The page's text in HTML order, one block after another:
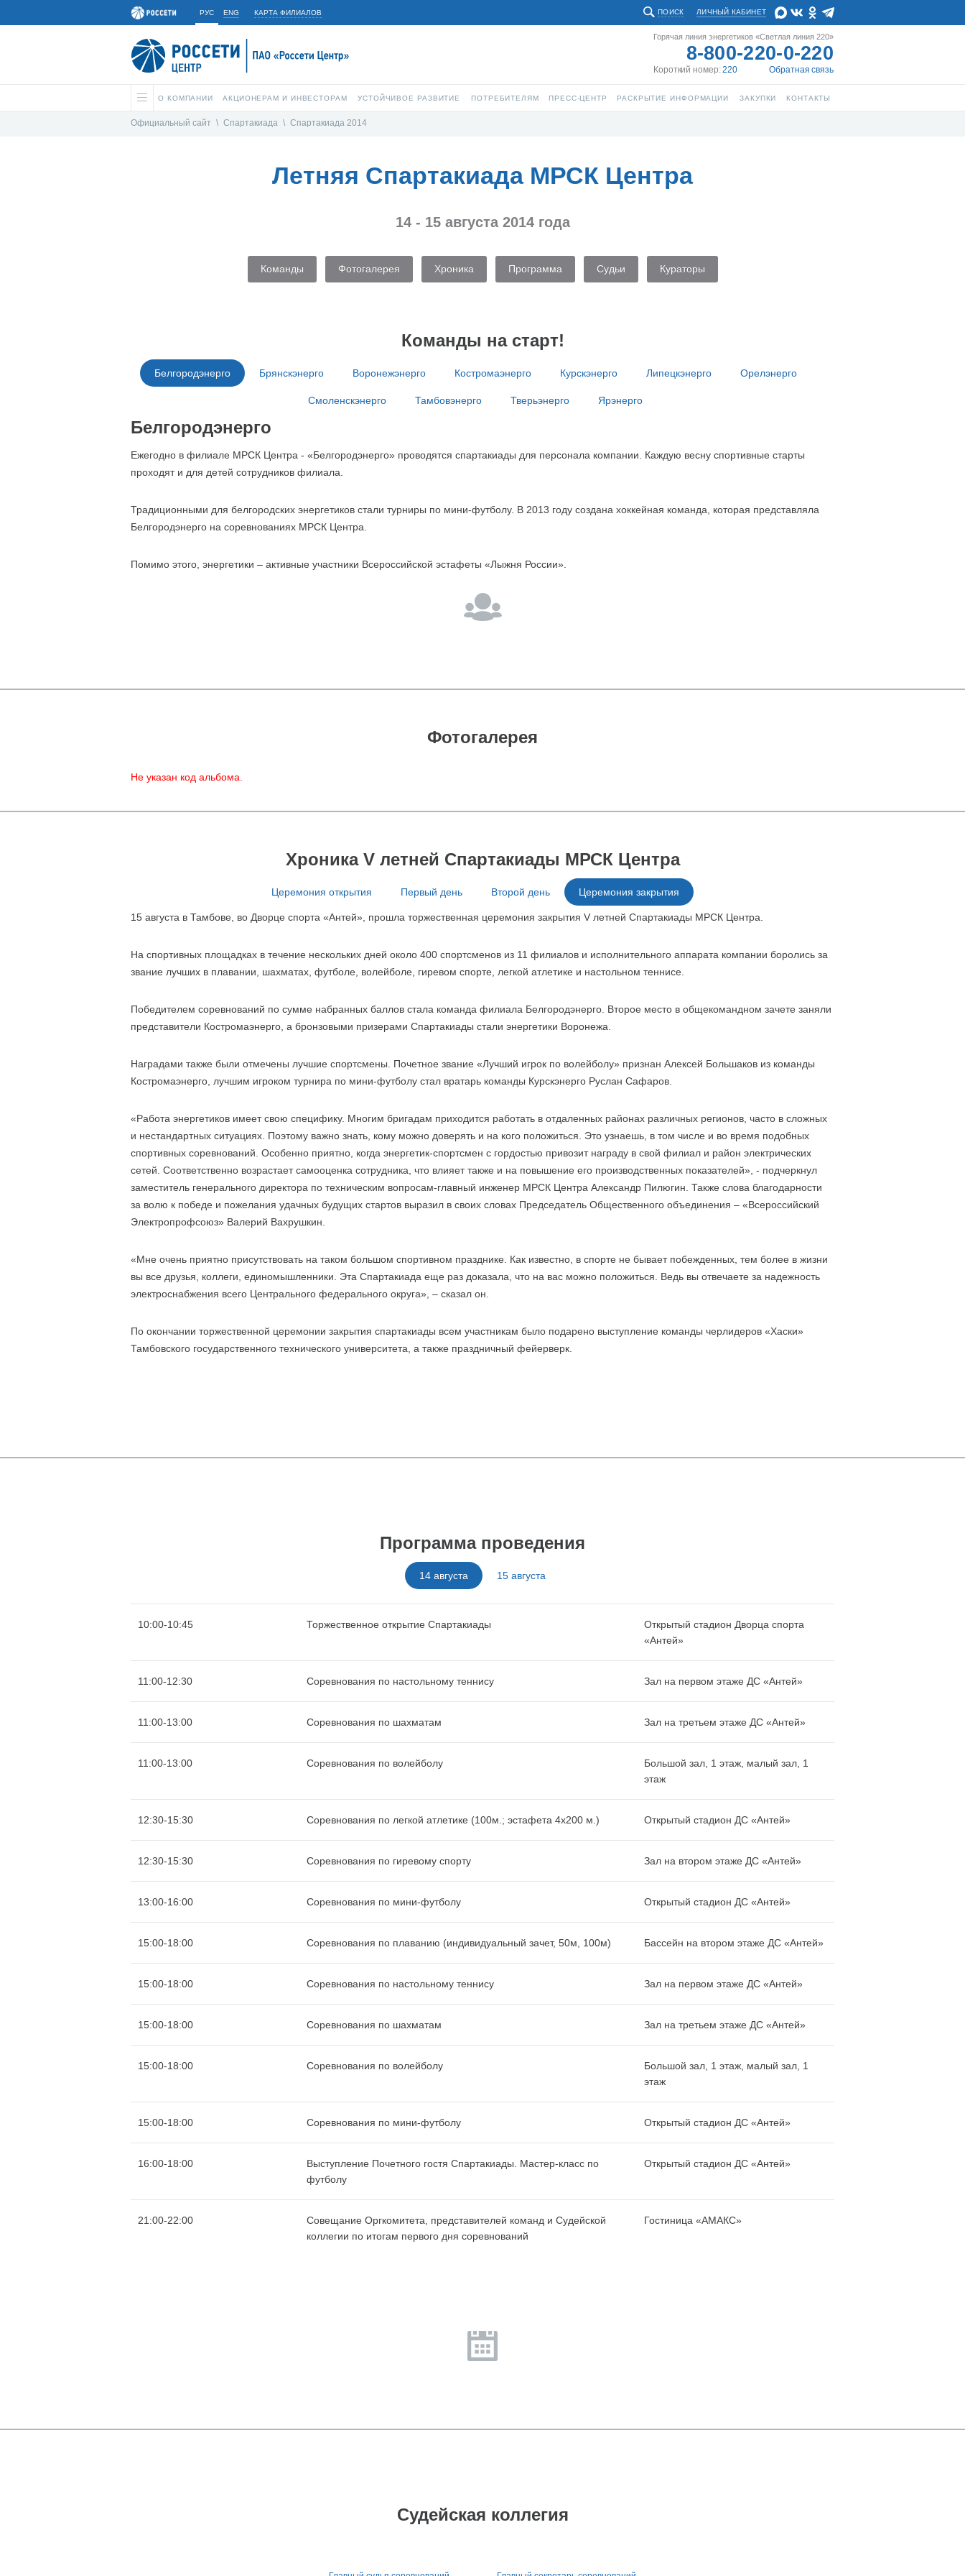
РУС ENG КАРТА ФИЛИАЛОВ ЛИЧНЫЙ КАБИНЕТ
ПОИСК
Горячая линия энергетиков «Светлая линия 220»
8-800-220-0-220
Короткий номер:220 Обратная связь
О КОМПАНИИ АКЦИОНЕРАМ И ИНВЕСТОРАМ УСТОЙЧИВОЕ РАЗВИТИЕ ПОТРЕБИТЕЛЯМ ПРЕСС-ЦЕНТР РАСКРЫТИЕ ИНФОРМАЦИИ ЗАКУПКИ КОНТАКТЫ
Официальный сайт \ Спартакиада \ Спартакиада 2014
Летняя Спартакиада МРСК Центра
14 - 15 августа 2014 года
Команды Фотогалерея Хроника Программа Судьи Кураторы
Команды на старт!
Белгородэнерго Брянскэнерго Воронежэнерго Костромаэнерго Курскэнерго Липецкэнерго Орелэнерго
Смоленскэнерго Тамбовэнерго Тверьэнерго Ярэнерго
Белгородэнерго
Ежегодно в филиале МРСК Центра - «Белгородэнерго» проводятся спартакиады для персонала компании. Каждую весну спортивные старты
проходят и для детей сотрудников филиала.
Традиционными для белгородских энергетиков стали турниры по мини-футболу. В 2013 году создана хоккейная команда, которая представляла
Белгородэнерго на соревнованиях МРСК Центра.
Помимо этого, энергетики – активные участники Всероссийской эстафеты «Лыжня России».
Фотогалерея
Не указан код альбома.
Хроника V летней Спартакиады МРСК Центра
Церемония открытия Первый день Второй день Церемония закрытия
15 августа в Тамбове, во Дворце спорта «Антей», прошла торжественная церемония закрытия V летней Спартакиады МРСК Центра.
На спортивных площадках в течение нескольких дней около 400 спортсменов из 11 филиалов и исполнительного аппарата компании боролись за
звание лучших в плавании, шахматах, футболе, волейболе, гиревом спорте, легкой атлетике и настольном теннисе.
Победителем соревнований по сумме набранных баллов стала команда филиала Белгородэнерго. Второе место в общекомандном зачете заняли
представители Костромаэнерго, а бронзовыми призерами Спартакиады стали энергетики Воронежа.
Наградами также были отмечены лучшие спортсмены. Почетное звание «Лучший игрок по волейболу» признан Алексей Большаков из команды
Костромаэнерго, лучшим игроком турнира по мини-футболу стал вратарь команды Курскэнерго Руслан Сафаров.
«Работа энергетиков имеет свою специфику. Многим бригадам приходится работать в отдаленных районах различных регионов, часто в сложных
и нестандартных ситуациях. Поэтому важно знать, кому можно доверять и на кого положиться. Это узнаешь, в том числе и во время подобных
спортивных соревнований. Особенно приятно, когда энергетик-спортсмен с гордостью привозит награду в свой филиал и район электрических
сетей. Соответственно возрастает самооценка сотрудника, что влияет также и на повышение его производственных показателей», - подчеркнул
заместитель генерального директора по техническим вопросам-главный инженер МРСК Центра Александр Пилюгин. Также слова благодарности
за волю к победе и пожелания удачных будущих стартов выразил в своих словах Председатель Общественного объединения – «Всероссийский
Электропрофсоюз» Валерий Вахрушкин.
«Мне очень приятно присутствовать на таком большом спортивном празднике. Как известно, в спорте не бывает побежденных, тем более в жизни
вы все друзья, коллеги, единомышленники. Эта Спартакиада еще раз доказала, что на вас можно положиться. Ведь вы отвечаете за надежность
электроснабжения всего Центрального федерального округа», – сказал он.
По окончании торжественной церемонии закрытия спартакиады всем участникам было подарено выступление команды черлидеров «Хаски»
Тамбовского государственного технического университета, а также праздничный фейерверк.
Программа проведения
14 августа 15 августа
10:00-10:45 Торжественное открытие Спартакиады
Открытый стадион Дворца спорта
«Антей»
11:00-12:30 Соревнования по настольному теннису Зал на первом этаже ДС «Антей»
11:00-13:00 Соревнования по шахматам Зал на третьем этаже ДС «Антей»
11:00-13:00 Соревнования по волейболу
Большой зал, 1 этаж, малый зал, 1
этаж
12:30-15:30 Соревнования по легкой атлетике (100м.; эстафета 4х200 м.) Открытый стадион ДС «Антей»
12:30-15:30 Соревнования по гиревому спорту Зал на втором этаже ДС «Антей»
13:00-16:00 Соревнования по мини-футболу Открытый стадион ДС «Антей»
15:00-18:00 Соревнования по плаванию (индивидуальный зачет, 50м, 100м) Бассейн на втором этаже ДС «Антей»
15:00-18:00 Соревнования по настольному теннису Зал на первом этаже ДС «Антей»
15:00-18:00 Соревнования по шахматам Зал на третьем этаже ДС «Антей»
15:00-18:00 Соревнования по волейболу
Большой зал, 1 этаж, малый зал, 1
этаж
15:00-18:00 Соревнования по мини-футболу Открытый стадион ДС «Антей»
16:00-18:00
Выступление Почетного гостя Спартакиады. Мастер-класс по
футболу
Открытый стадион ДС «Антей»
21:00-22:00
Совещание Оргкомитета, представителей команд и Судейской
коллегии по итогам первого дня соревнований
Гостиница «АМАКС»
Судейская коллегия